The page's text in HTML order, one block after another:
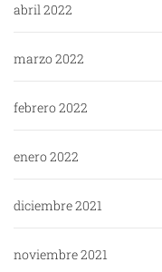
abril 2022
marzo 2022
febrero 2022
enero 2022
diciembre 2021
noviembre 2021